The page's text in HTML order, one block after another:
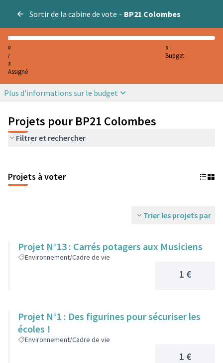
Sortir de la cabine de vote - BP21 Colombes
0
/
3
Assigné
3
Budget
Plus d'informations sur le budget
Projets pour BP21 Colombes
Filtrer et rechercher
Projets à voter
Trier les projets par
Projet N°13 : Carrés potagers aux Musiciens
Environnement/Cadre de vie
1 €
Projet N°1 : Des figurines pour sécuriser les
écoles !
Environnement/Cadre de vie
1 €